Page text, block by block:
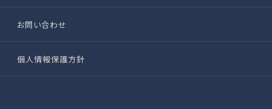
お問い合わせ
個人情報保護方針